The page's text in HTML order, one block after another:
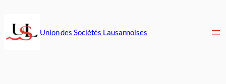
contenu
Union des Sociétés Lausannoises